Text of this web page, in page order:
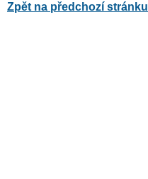
Zpět na předchozí stránku